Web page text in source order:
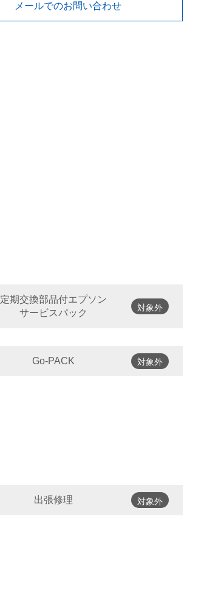
メールでのお問い合わせ
定期交換部品付エプソン
サービスパック
対象外
Go-PACK 対象外
出張修理 対象外